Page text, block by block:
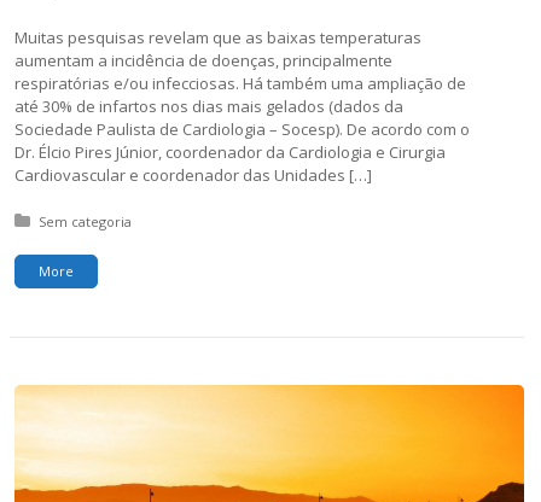
Muitas pesquisas revelam que as baixas temperaturas
aumentam a incidência de doenças, principalmente
respiratórias e/ou infecciosas. Há também uma ampliação de
até 30% de infartos nos dias mais gelados (dados da
Sociedade Paulista de Cardiologia – Socesp). De acordo com o
Dr. Élcio Pires Júnior, coordenador da Cardiologia e Cirurgia
Cardiovascular e coordenador das Unidades […]
Posted in:
Sem categoria
More